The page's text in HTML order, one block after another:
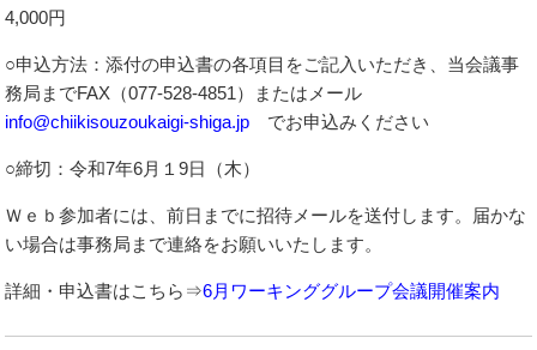
4,000円
○申込方法：添付の申込書の各項目をご記入いただき、当会議事
務局までFAX（077-528-4851）またはメール
info@chiikisouzoukaigi-shiga.jp でお申込みください
○締切：令和7年6月１9日（木）
Ｗｅｂ参加者には、前日までに招待メールを送付します。届かな
い場合は事務局まで連絡をお願いいたします。
詳細・申込書はこちら⇒6月ワーキンググループ会議開催案内